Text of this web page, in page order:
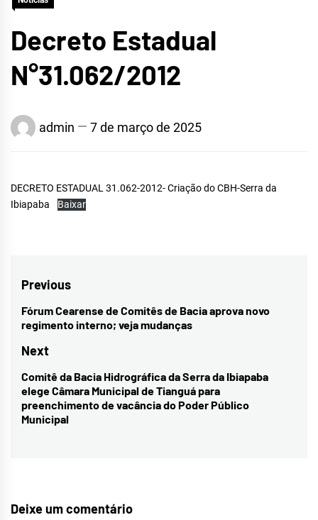
Decreto Estadual
N°31.062/2012
admin 7 de março de 2025
DECRETO ESTADUAL 31.062-2012- Criação do CBH-Serra da
Ibiapaba
Baixar
Navegação
de
Post
Previous
Previous
post:
Fórum Cearense de Comitês de Bacia aprova novo
regimento interno; veja mudanças
Next
Next
post:
Comitê da Bacia Hidrográfica da Serra da Ibiapaba
elege Câmara Municipal de Tianguá para
preenchimento de vacância do Poder Público
Municipal
Deixe um comentário